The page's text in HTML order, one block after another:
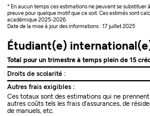
* En aucun temps ces estimations ne peuvent se substituer
preuve pour quelque motif que ce soit. Ces estimés sont
académique 2025-2026.
Date de la mise à jour des informations : 17 juillet 2025
Étudiant(e)
Total pour un trimestre à temps plein de 15
Droits de scolarité :
Autres frais exigibles :
Ces totaux sont des estimations qui ne
autres coûts tels les frais d’assurances, de
de manuels, etc.